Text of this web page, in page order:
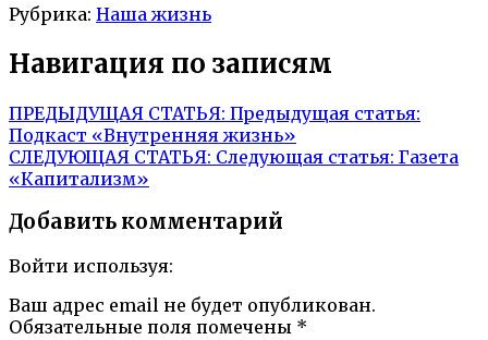
Рубрика: Наша жизнь
Навигация по записям
ПРЕДЫДУЩАЯ СТАТЬЯ: Предыдущая статья:
Подкаст «Внутренняя жизнь»
СЛЕДУЮЩАЯ СТАТЬЯ: Следующая статья: Газета
«Капитализм»
Добавить комментарий
Войти используя:
Ваш адрес email не будет опубликован.
Обязательные поля помечены *